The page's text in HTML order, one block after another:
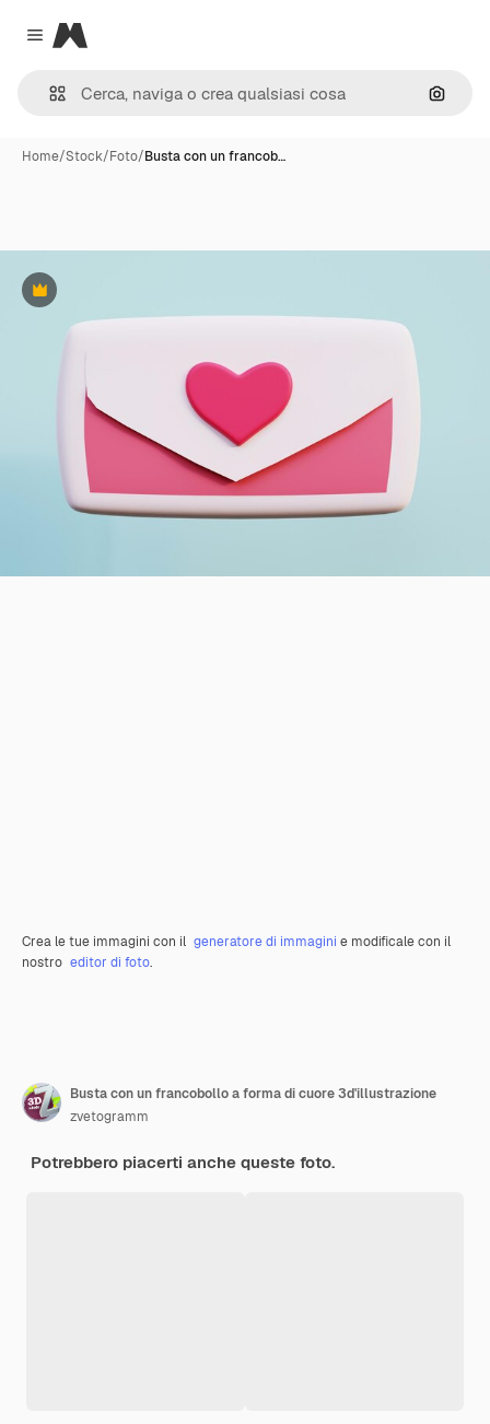
Close menu
Magnific
Cerca
Home/Stock/Foto/Busta con un francob…
Premium
Crea le tue immagini con il generatore di immagini e modificale con il
nostro editor di foto.
Busta con un francobollo a forma di cuore 3d'illustrazione
zvetogramm
Potrebbero piacerti anche queste foto.